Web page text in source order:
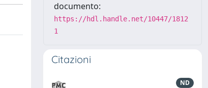
documento:
https://hdl.handle.net/10447/1812
1
Citazioni
ND